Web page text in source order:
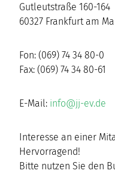
Gutleutstraße 160-164
60327 Frankfurt am
Fon: (069) 74 34 80-0
Fax: (069) 74 34 80-61
E-Mail: info@jj-ev.de
Interesse an einer
Hervorragend!
Bitte nutzen Sie den